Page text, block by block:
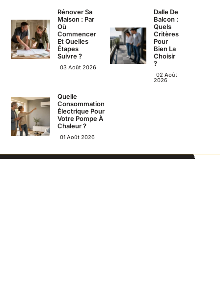
Rénover Sa
Maison : Par
Où
Commencer
Et Quelles
Étapes
Suivre ?
03 Août 2026
Dalle De
Balcon :
Quels
Critères
Pour
Bien La
Choisir
?
02 Août
2026
Quelle
Consommation
Électrique Pour
Votre Pompe À
Chaleur ?
01 Août 2026